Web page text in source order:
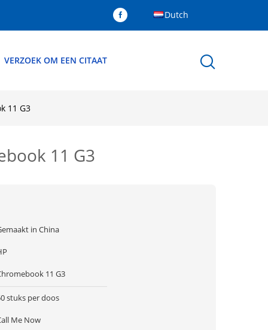
Dutch
VERZOEK OM EEN CITAAT
11 G3
11 G3
in China
11 G3
stuks per doos
Me Now